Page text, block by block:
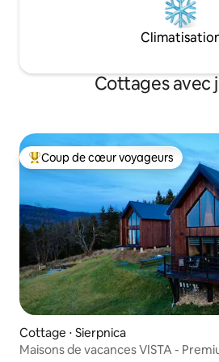
Cottages avec
Coups de cœur voyageurs les plus
Coup de cœur voyageurs
Cottage ⋅ Sierpnica
Maisons de vacances VISTA -